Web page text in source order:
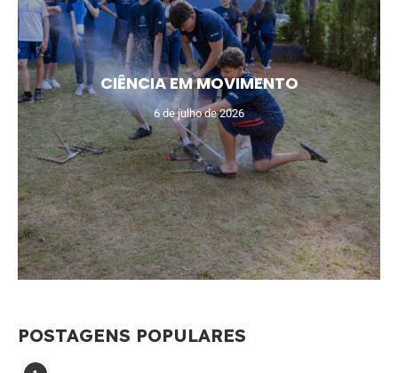
CIÊNCIA EM MOVIMENTO
6 de julho de 2026
POSTAGENS POPULARES